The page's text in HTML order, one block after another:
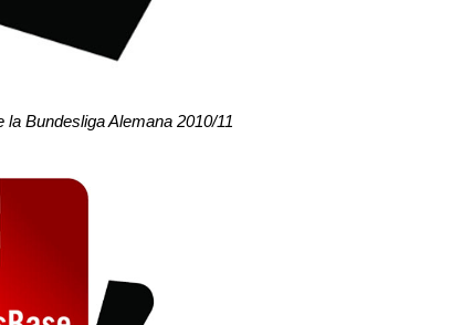
Bundesliga Alemana 2010/11